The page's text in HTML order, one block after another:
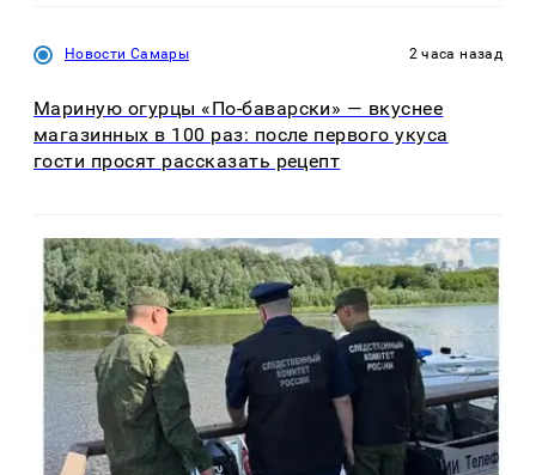
Новости Самары 2 часа назад
Мариную огурцы «По-баварски» — вкуснее
магазинных в 100 раз: после первого укуса
гости просят рассказать рецепт